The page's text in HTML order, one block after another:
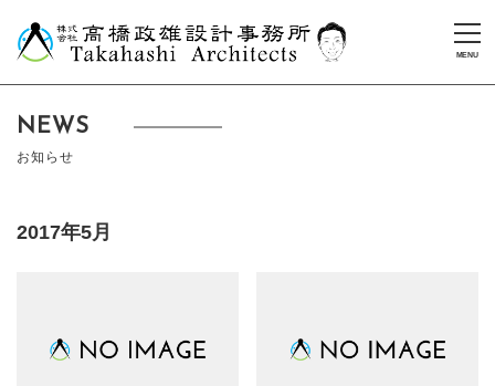
NEWS
お知らせ
2017年5月